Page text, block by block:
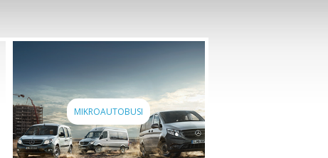
MIKROAUTOBUSI